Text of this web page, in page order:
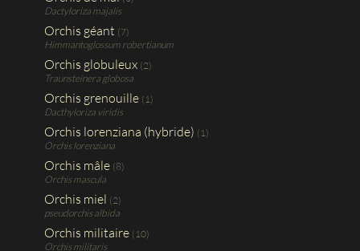
Dactyloriza majalis
Orchis géant (7)
Himmantoglossum robertianum
Orchis globuleux (2)
Traunsteinera globosa
Orchis grenouille (1)
Dacthyloriza viridis
Orchis lorenziana (hybride) (1)
Orchis lorenziana
Orchis mâle (8)
Orchis mascula
Orchis miel (2)
pseudorchis albida
Orchis militaire (10)
Orchis militaris